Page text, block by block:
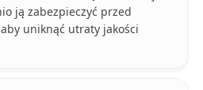
ją zabezpieczyć przed
uniknąć utraty jakości